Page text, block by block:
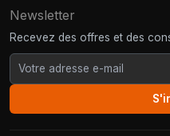
Newsletter
Recevez des offres et des